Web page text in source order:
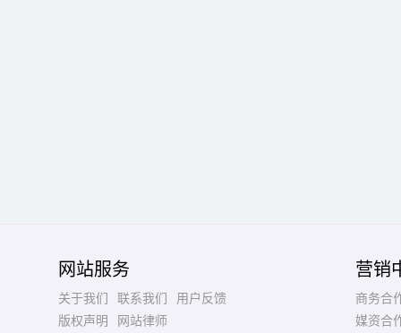
网站服务
关于我们 联系我们
用户反馈
版权声明
网站律师
营销
商务合
媒资合